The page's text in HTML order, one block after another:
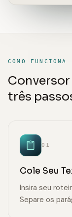
COMO FUNCIONA
Conversor
três
01
Cole Seu
Insira seu
Separe os